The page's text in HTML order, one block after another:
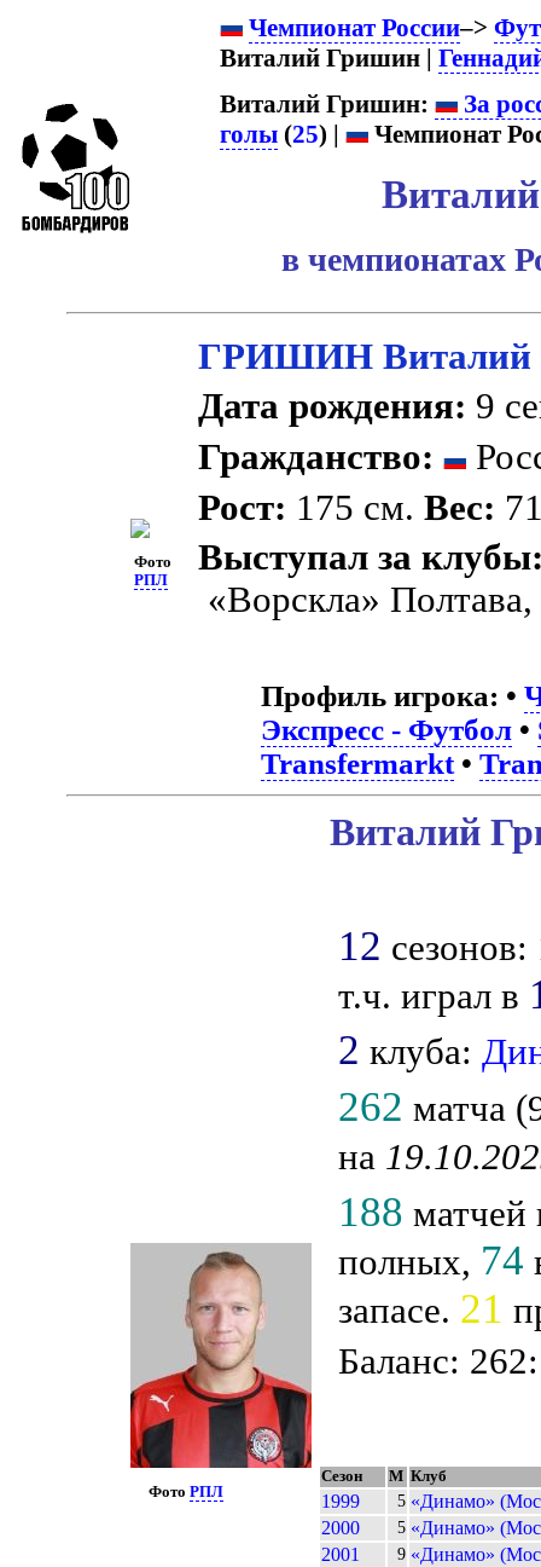
Чемпионат России–>
Виталий Гришин |
Виталий Гришин:
За
голы (25) | Чемпионат
в чемпионатах
Фото
РПЛ
ГРИШИН Виталий
Дата рождения: 9
Гражданство:
Рост: 175 см.Вес:
Выступал за
«Ворскла»
Профиль игрока: •
Экспресс - Футбол•
Transfermarkt•
Фото РПЛ
Виталий
12
т.ч. играл в
2 клуба:
262 матча
на
188 матчей
полных, 74
запасе. 21
Баланс:
Сезон М Клуб
1999 5 «Динамо»
2000
5 «Динамо»
2001
9 «Динамо»